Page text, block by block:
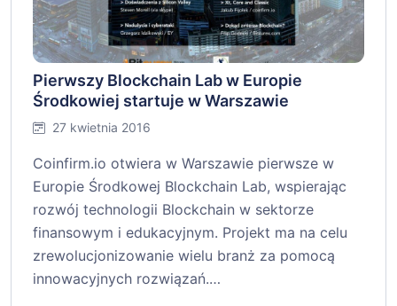
Pierwszy Blockchain Lab w Europie
Środkowiej startuje w Warszawie
27 kwietnia 2016
Coinfirm.io otwiera w Warszawie pierwsze w
Europie Środkowej Blockchain Lab, wspierając
rozwój technologii Blockchain w sektorze
finansowym i edukacyjnym. Projekt ma na celu
zrewolucjonizowanie wielu branż za pomocą
innowacyjnych rozwiązań.…